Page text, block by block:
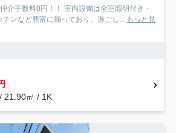
介手数料0円！！ 室内設備は全室照明付き・
チンなど豊富に揃っており、過ごし... もっと見
21.90㎡ / 1K